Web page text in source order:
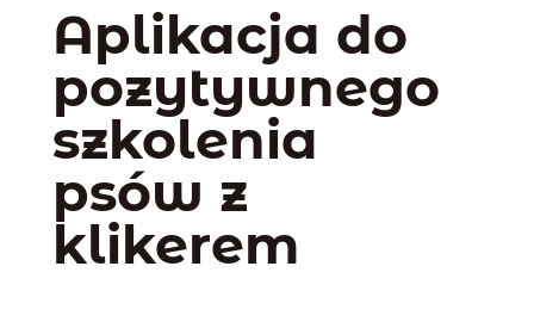
Aplikacja do
pozytywnego
szkolenia
psów z
klikerem